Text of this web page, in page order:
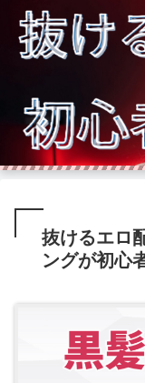
抜けるエロ
ングが初心